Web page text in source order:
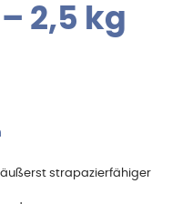
2,5 kg
strapazierfähiger